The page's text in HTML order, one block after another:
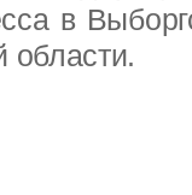
в
области.